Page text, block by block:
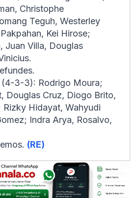
Christophe
Teguh, Westerley
Kei Hirose;
Juan Villa, Douglas
(4-3-3): Rodrigo Moura;
Douglas Cruz, Diogo Brito,
Rizky Hidayat, Wahyudi
Indra Arya, Rosalvo,
(RE)